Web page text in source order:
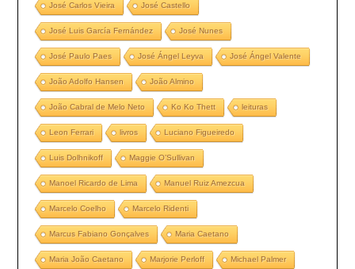
José Carlos Vieira José Castello
José Luis García Fernández José Nunes
José Paulo Paes José Ángel Leyva José Ángel Valente
João Adolfo Hansen João Almino
João Cabral de Melo Neto Ko Ko Thett leituras
Leon Ferrari livros Luciano Figueiredo
Luis Dolhnikoff Maggie O’Sullivan
Manoel Ricardo de Lima Manuel Ruiz Amezcua
Marcelo Coelho Marcelo Ridenti
Marcus Fabiano Gonçalves Maria Caetano
Maria João Caetano Marjorie Perloff Michael Palmer